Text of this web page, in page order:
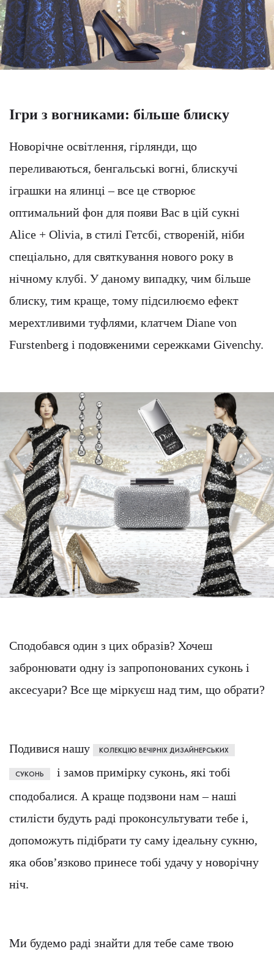
Ігри з вогниками: більше блиску
Новорічне освітлення, гірлянди, що
переливаються, бенгальські вогні, блискучі
іграшки на ялинці – все це створює
оптимальний фон для появи Вас в цій сукні
Alice + Olivia, в стилі Гетсбі, створеній, ніби
спеціально, для святкування нового року в
нічному клубі. У даному випадку, чим більше
блиску, тим краще, тому підсилюємо ефект
мерехтливими туфлями, клатчем Diane von
Furstenberg і подовженими сережками Givenchy.
Сподобався один з цих образів? Хочеш
забронювати одну із запропонованих суконь і
аксесуари? Все ще міркуєш над тим, що обрати?
Подивися нашу КОЛЕКЦІЮ ВЕЧІРНІХ ДИЗАЙНЕРСЬКИХ
СУКОНЬ
і замов примірку суконь, які тобі
сподобалися. А краще подзвони нам – наші
стилісти будуть раді проконсультувати тебе і,
допоможуть підібрати ту саму ідеальну сукню,
яка обов’язково принесе тобі удачу у новорічну
ніч.
Ми будемо раді знайти для тебе саме твою